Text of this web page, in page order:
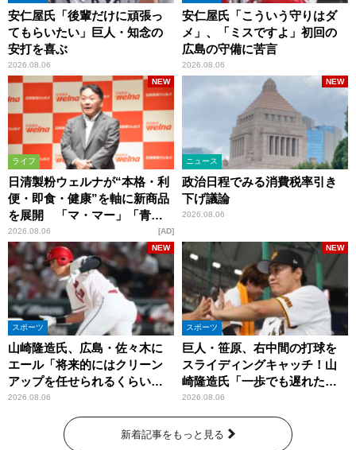
安仁屋氏「後輩だけに頑張っ
てもらいたい」巨人・知念の
安打を喜ぶ
2026.08.06
安仁屋氏「こういう守りはダ
メ」、「ミスですよ」初回の
広島の守備に苦言
2026.08.06
ライフ
日清製粉ウェルナが“本格・利
便・即食・健康”を軸に新商品
を展開 「マ・マー」「青の
洞窟」ブランドを強化
2026.08.06
NEW
AD
ニュース
政治日程でみる消費税率引き
下げ議論
2026.08.06
NEW
スポーツ
山崎隆造氏、広島・佐々木に
エール「将来的にはクリーン
アップを任せられるくらいま
では成長して」
2026.08.06
NEW
スポーツ
巨人・笹原、右中間の打球を
スライディングキャッチ！山
崎隆造氏「一歩でも遅れた
ら…」
2026.08.06
NEW
新着記事をもっと見る